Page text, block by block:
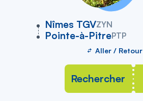
Nîmes TGVZYN
vers
Pointe-à-PitrePTP
Aller / Retour
Rechercher